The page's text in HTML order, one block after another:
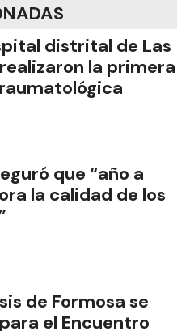
distrital de Las
la primera
que “año a
la calidad de los
de Formosa se
el Encuentro